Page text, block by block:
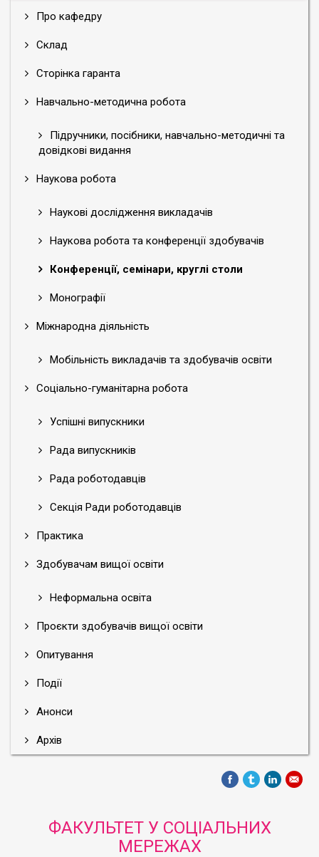
Про кафедру
Склад
Сторінка гаранта
Навчально-методична робота
Підручники, посібники, навчально-методичні та
довідкові видання
Наукова робота
Наукові дослідження викладачів
Наукова робота та конференції здобувачів
Конференції, семінари, круглі столи
Монографії
Міжнародна діяльність
Мобільність викладачів та здобувачів освіти
Соціально-гуманітарна робота
Успішні випускники
Рада випускників
Рада роботодавців
Секція Ради роботодавців
Практика
Здобувачам вищої освіти
Неформальна освіта
Проєкти здобувачів вищої освіти
Опитування
Події
Анонси
Архів
ФАКУЛЬТЕТ У СОЦІАЛЬНИХ
МЕРЕЖАХ